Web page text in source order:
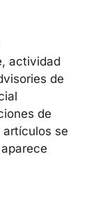
actividad
de
de
se